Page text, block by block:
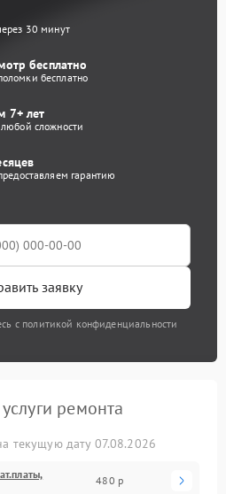
30 минут
бесплатно
бесплатно
7+ лет
сложности
гарантию
заявку
с политикой конфиденциальности
ремонта
текущую дату 07.08.2026
480 р